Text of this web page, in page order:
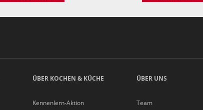
ÜBER KOCHEN & KÜCHE
Kennenlern-Aktion
ÜBER UNS
Team